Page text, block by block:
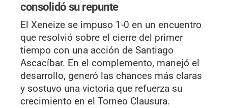
consolidó su repunte
El Xeneize se impuso 1-0 en un encuentro
que resolvió sobre el cierre del primer
tiempo con una acción de Santiago
Ascacíbar. En el complemento, manejó el
desarrollo, generó las chances más claras
y sostuvo una victoria que refuerza su
crecimiento en el Torneo Clausura.